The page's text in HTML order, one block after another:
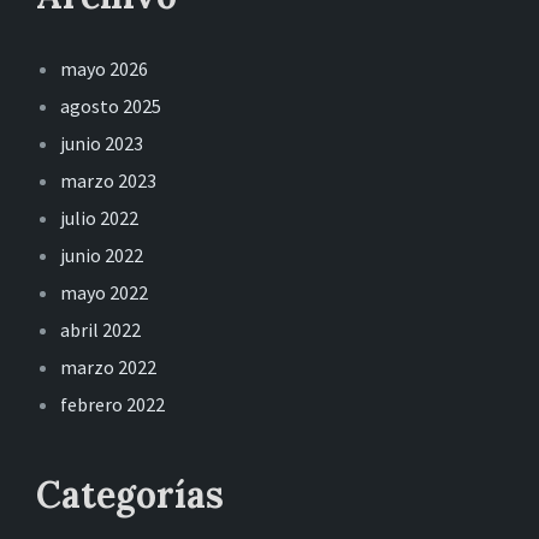
mayo 2026
agosto 2025
junio 2023
marzo 2023
julio 2022
junio 2022
mayo 2022
abril 2022
marzo 2022
febrero 2022
Categorías